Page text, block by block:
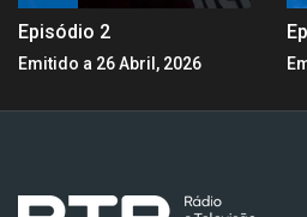
Episódio 2
Emitido a 26 Abril, 2026